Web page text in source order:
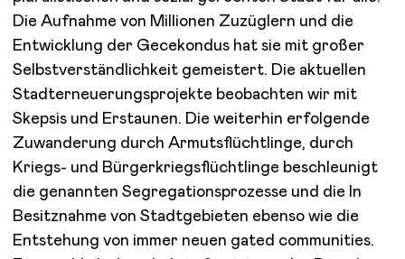
Die Aufnahme von Millionen Zuzüglern und die
Entwicklung der Gecekondus hat sie mit großer
Selbstverständlichkeit gemeistert. Die aktuellen
Stadterneuerungsprojekte beobachten wir mit
Skepsis und Erstaunen. Die weiterhin erfolgende
Zuwanderung durch Armutsflüchtlinge, durch
Kriegs- und Bürgerkriegsflüchtlinge beschleunigt
die genannten Segregationsprozesse und die In
Besitznahme von Stadtgebieten ebenso wie die
Entstehung von immer neuen gated communities.